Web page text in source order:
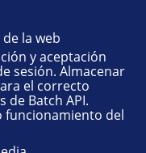
Sevilla. Tel.:
ffisaog@us.es
la web
y aceptación
sesión. Almacenar
el correcto
de Batch API.
funcionamiento del